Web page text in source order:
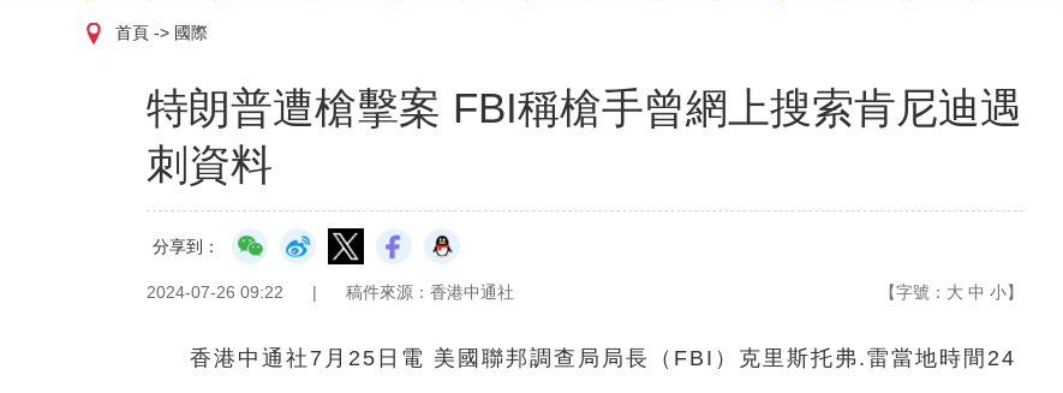
首頁 -> 國際
特朗普遭槍擊案 FBI稱槍手曾網上搜索肯尼迪遇
刺資料
分享到：
2024-07-26 09:22 | 稿件來源：香港中通社 【字號： 大 中 小】
香港中通社7月25日電 美國聯邦調查局局長（FBI）克里斯托弗.雷當地時間24